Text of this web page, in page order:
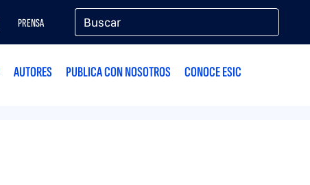
PRENSA
AUTORES PUBLICA CON NOSOTROS CONOCE ESIC